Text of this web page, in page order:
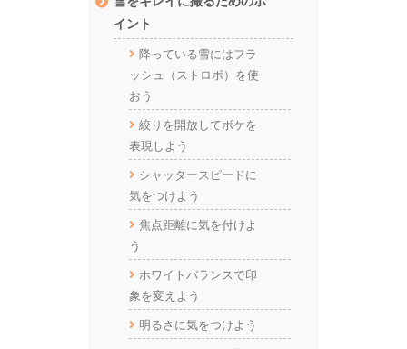
イント
降っている雪にはフラ
ッシュ（ストロボ）を使
おう
絞りを開放してボケを
表現しよう
シャッタースピードに
気をつけよう
焦点距離に気を付けよ
う
ホワイトバランスで印
象を変えよう
明るさに気をつけよう